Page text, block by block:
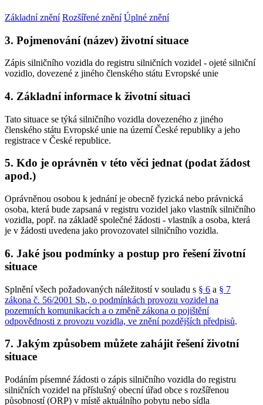
Základní znění Rozšířené znění Úplné znění
3. Pojmenování (název) životní situace
Zápis silničního vozidla do registru silničních vozidel - ojeté silniční
vozidlo, dovezené z jiného členského státu Evropské unie
4. Základní informace k životní situaci
Tato situace se týká silničního vozidla dovezeného z jiného
členského státu Evropské unie na území České republiky a jeho
registrace v České republice.
5. Kdo je oprávněn v této věci jednat (podat žádost
apod.)
Oprávněnou osobou k jednání je obecně fyzická nebo právnická
osoba, která bude zapsaná v registru vozidel jako vlastník silničního
vozidla, popř. na základě společné žádosti - vlastník a osoba, která
je v žádosti uvedena jako provozovatel silničního vozidla.
6. Jaké jsou podmínky a postup pro řešení životní
situace
Splnění všech požadovaných náležitostí v souladu s § 6 a § 7
zákona č. 56/2001 Sb., o podmínkách provozu vozidel na
pozemních komunikacích a o změně zákona o pojištění
odpovědnosti z provozu vozidla, ve znění pozdějších předpisů.
7. Jakým způsobem můžete zahájit řešení životní
situace
Podáním písemné žádosti o zápis silničního vozidla do registru
silničních vozidel na příslušný obecní úřad obce s rozšířenou
působností (ORP) v místě aktuálního pobytu nebo sídla